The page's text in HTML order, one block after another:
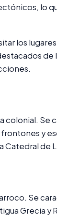
lo
los
de
colonial. Se
y
de
Se
Grecia y